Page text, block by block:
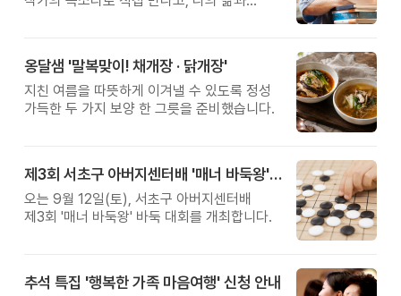
옹달샘 '말복맞이! 채개장 · 닭개장'
지친 여름을 따뜻하게 이겨낼 수 있도록 정성
가득한 두 가지 보양 한 그릇을 준비했습니다.
제3회 서초구 아버지센터배 '매너 바둑왕' 대회
오는 9월 12일(토), 서초구 아버지센터배
제3회 '매너 바둑왕' 바둑 대회를 개최합니다.
추석 특집 '행복한 가족 마음여행' 신청 안내